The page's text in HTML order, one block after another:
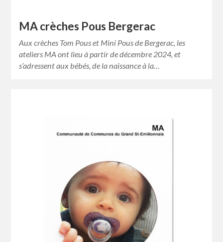
MA crèches Pous Bergerac
Aux crèches Tom Pous et Mini Pous de Bergerac, les
ateliers MA ont lieu à partir de décembre 2024, et
s’adressent aux bébés, de la naissance à la…